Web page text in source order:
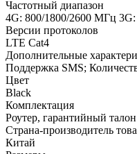
Частотный диапазон
4G: 800/1800/2600 МГц
Версии протоколов
LTE Cat4
Дополнительные
Поддержка SMS;
Цвет
Black
Комплектация
Роутер, гарантийный талон
Страна-производитель
Китай